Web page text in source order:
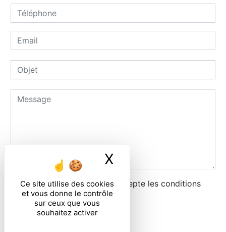
Ce site utilise des cookies
et vous donne le contrôle
sur ceux que vous
souhaitez activer
X
En cochant cette case, j'accepte les conditions
particulières ci-dessous **